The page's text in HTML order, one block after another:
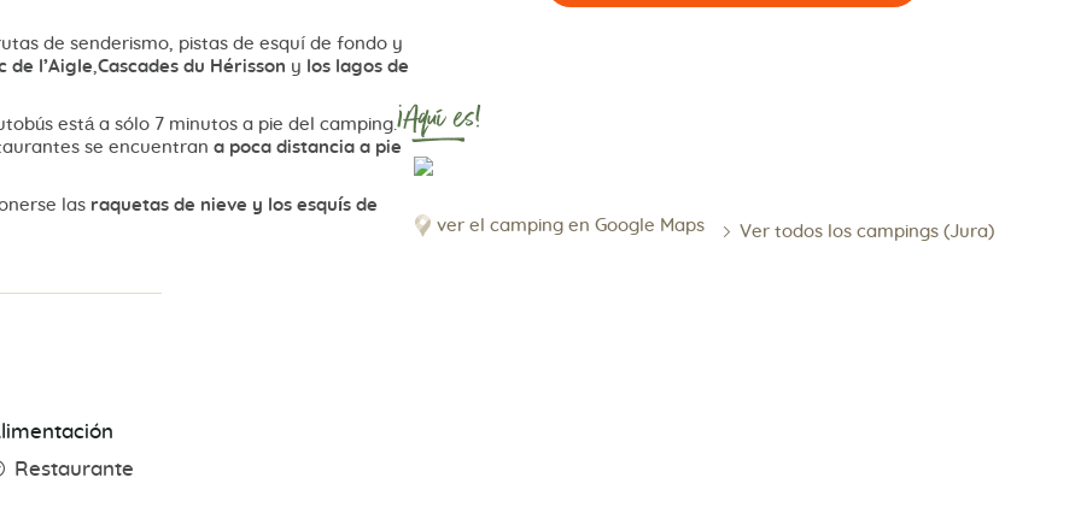
de senderismo, pistas de esquí de fondo y
de l’Aigle,Cascades du Hérisson y los lagos de
está a sólo 7 minutos a pie del camping.
se encuentran a poca distancia a pie
lasraquetas de nieve y los esquís de
Restaurante
¡Aquí es!
ver el camping en Google Maps Ver todos los campings (Jura)